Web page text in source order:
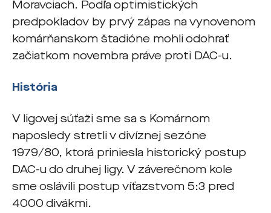
Moravciach. Podľa optimistických
predpokladov by prvý zápas na vynovenom
komárňanskom štadióne mohli odohrať
začiatkom novembra práve proti DAC-u.
História
V ligovej súťaži sme sa s Komárnom
naposledy stretli v divíznej sezóne
1979/80, ktorá priniesla historický postup
DAC-u do druhej ligy. V záverečnom kole
sme oslávili postup víťazstvom 5:3 pred
4000 divákmi.